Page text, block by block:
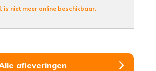
is niet meer online beschikbaar.
afleveringen